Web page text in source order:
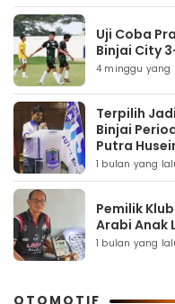
Uji Coba
Binjai City
4 minggu yang
Terpilih
Binjai
Putra
1 bulan yang
Pemilik
Arabi Anak
1 bulan yang
OTOMOTIF